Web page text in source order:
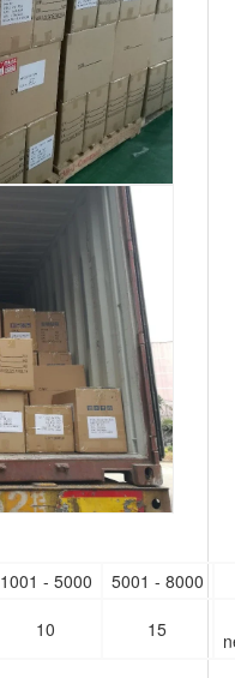
1001 - 5000
5001 - 8000
10 15